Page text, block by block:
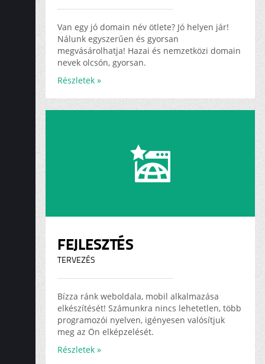
Van egy jó domain név ötlete? Jó helyen jár!
Nálunk egyszerűen és gyorsan
megvásárolhatja! Hazai és nemzetközi domain
nevek olcsón, gyorsan.
Részletek »
FEJLESZTÉS
TERVEZÉS
Bízza ránk weboldala, mobil alkalmazása
elkészítését! Számunkra nincs lehetetlen, több
programozói nyelven, igényesen valósítjuk
meg az Ön elképzelését.
Részletek »